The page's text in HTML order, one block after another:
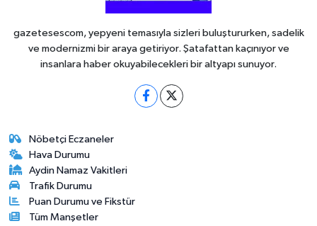
gazetesescom, yepyeni temasıyla sizleri buluştururken, sadelik
ve modernizmi bir araya getiriyor. Şatafattan kaçınıyor ve
insanlara haber okuyabilecekleri bir altyapı sunuyor.
Nöbetçi Eczaneler
Hava Durumu
Aydin Namaz Vakitleri
Trafik Durumu
Puan Durumu ve Fikstür
Tüm Manşetler